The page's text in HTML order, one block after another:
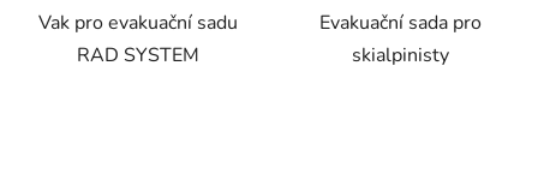
Vak pro evakuační sadu
RAD SYSTEM
Evakuační sada pro
skialpinisty